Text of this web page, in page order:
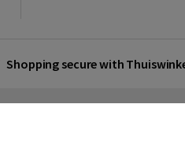
Shopping secure with